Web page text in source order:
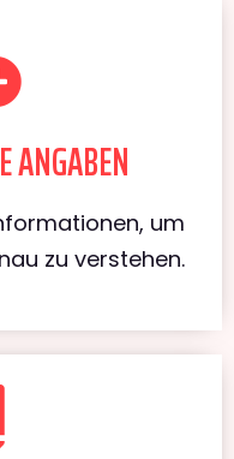
ANGABEN
um
zu verstehen.